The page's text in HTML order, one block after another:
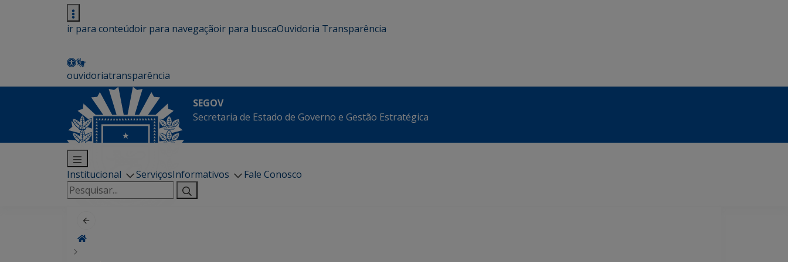
ir para conteúdoir para navegaçãoir para buscaOuvidoria Transparência
ouvidoriatransparência
SEGOV
Secretaria de Estado de Governo e Gestão Estratégica
Institucional ServiçosInformativos
Fale Conosco
Pesquisar
por: